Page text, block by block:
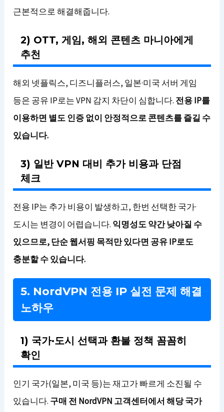
근본적으로 해결해줍니다.
2) OTT, 게임, 해외 콘텐츠 마니아에게
추천
해외 넷플릭스, 디즈니플러스, 일본·미국 서버 게임
등은 공유 IP로는 VPN 감지 차단이 심합니다. 전용 IP를
이용하면 별도 인증 없이 안정적으로 콘텐츠를 즐길 수
있습니다.
3) 일반 VPN 대비 추가 비용과 단점
체크
전용 IP는 추가 비용이 발생하고, 한번 선택한 국가·
도시는 변경이 어렵습니다. 익명성도 약간 낮아질 수
있으므로, 단순 웹서핑 목적만 있다면 공유 IP로도
충분할 수 있습니다.
5. NordVPN 전용 IP 실전 문제 해결
노하우
1) 국가·도시 선택과 환불 정책 꼼꼼히
확인
인기 국가(일본, 미국 등)는 재고가 빠르게 소진될 수
있습니다. 구매 전 NordVPN 고객센터에서 해당 국가